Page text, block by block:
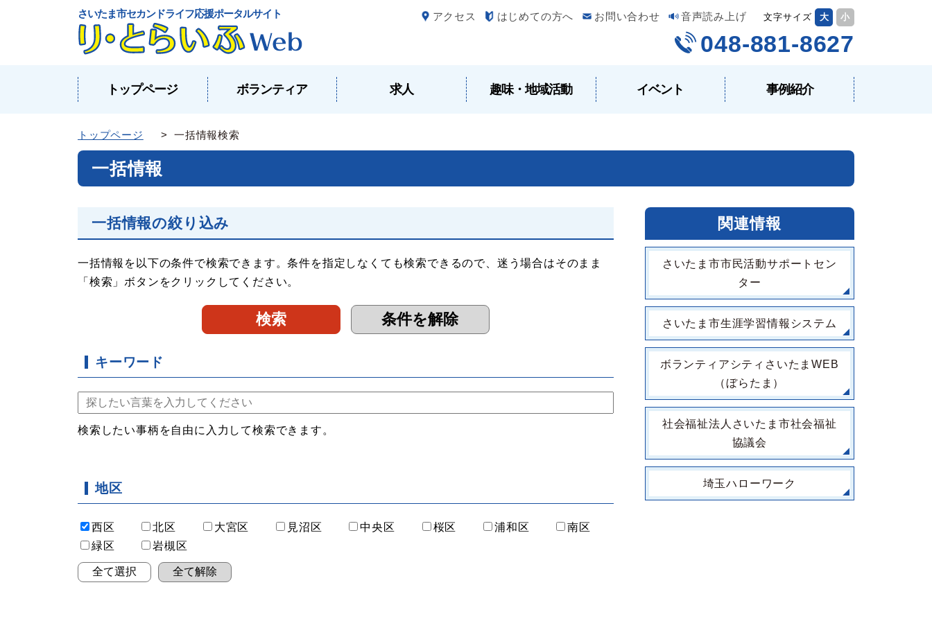
さいたま市セカンドライフ応援ポータルサイト アクセス はじめての方へ お問い合わせ 音声読み上げ 文字サイズ 大 小
048-881-8627
トップページ ボランティア 求人 趣味・地域活動 イベント 事例紹介
トップページ > 一括情報検索
一括情報
一括情報の絞り込み
一括情報を以下の条件で検索できます。条件を指定しなくても検索できるので、迷う場合はそのまま
「検索」ボタンをクリックしてください。
キーワード
検索したい事柄を自由に入力して検索できます。
地区
西区 北区 大宮区 見沼区 中央区 桜区 浦和区
南区
緑区
岩槻区
関連情報
さいたま市市民活動サポートセン
ター
さいたま市生涯学習情報システム
ボランティアシティさいたまWEB
（ぼらたま）
社会福祉法人さいたま市社会福祉
協議会
埼玉ハローワーク